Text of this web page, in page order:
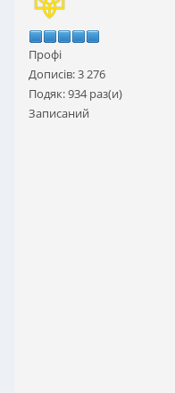
Профі
Дописів: 3 276
Подяк: 934 раз(и)
Записаний